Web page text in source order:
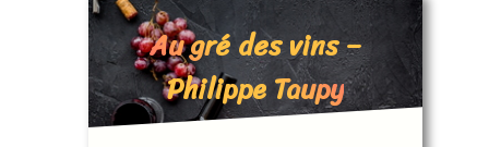
Au gré des vins –
Philippe Taupy